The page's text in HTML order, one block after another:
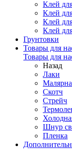
Клей
Клей
Клей
Клей
Грунтовки
Товары для
Товары для
Назад
Лаки
Скотч
Стрейч
Шнур
Пленка